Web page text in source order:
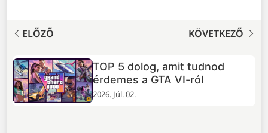
ELŐZŐ KÖVETKEZŐ
TOP 5 dolog, amit tudnod
érdemes a GTA VI-ról
2026. Júl. 02.